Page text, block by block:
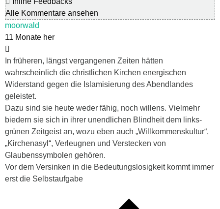
Alle Kommentare ansehen
moorwald
11 Monate her
In früheren, längst vergangenen Zeiten hätten
wahrscheinlich die christlichen Kirchen energischen
Widerstand gegen die Islamisierung des Abendlandes
geleistet.
Dazu sind sie heute weder fähig, noch willens. Vielmehr
biedern sie sich in ihrer unendlichen Blindheit dem links-
grünen Zeitgeist an, wozu eben auch „Willkommenskultur“,
„Kirchenasyl“, Verleugnen und Verstecken von
Glaubenssymbolen gehören.
Vor dem Versinken in die Bedeutungslosigkeit kommt immer
erst die Selbstaufgabe